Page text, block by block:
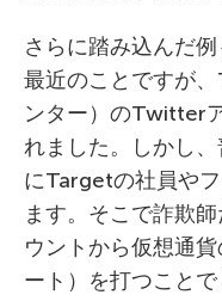
さらに踏み込んだ
最近のことですが
ンター）のTwitter
れました。しかし
にTargetの社員や
ます。そこで詐欺
ウントから仮想通
ート）を打つことで